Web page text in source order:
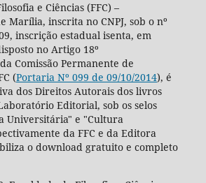
e Ciências (FFC) –
Marília, inscrita no CNPJ, sob o nº
inscrição estadual isenta, em
no Artigo 18º
Comissão Permanente de
(Portaria Nº 099 de 09/10/2014), é
dos Direitos Autorais dos livros
Editorial, sob os selos
Universitária" e "Cultura
da FFC e da Editora
o download gratuito e completo